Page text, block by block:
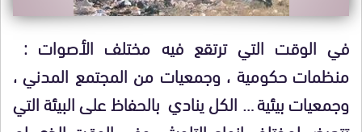
في الوقت التي ترتقع فيه مختلف الأصوات :
منظمات حكومية ، وجمعيات من المجتمع المدني ،
وجمعيات بيئية … الكل ينادي بالحفاظ على البيئة التي